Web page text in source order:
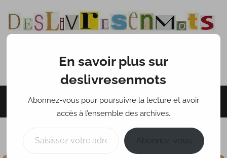
contenu
deslivresenmots
Menu
En savoir plus sur
deslivresenmots
Abonnez-vous pour poursuivre la lecture et avoir
accès à l’ensemble des archives.
Abonnez-vous